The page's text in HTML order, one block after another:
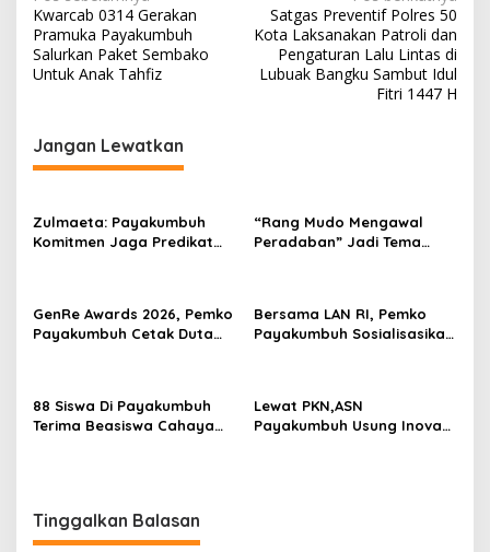
a
v
i
a
i
p
s
Kwarcab 0314 Gerakan
Pramuka Payakumbuh
Salurkan Paket Sembako
Untuk Anak Tahfiz
Satgas Preventif Polres 50
Kota Laksanakan Patroli dan
Pengaturan Lalu Lintas di
Lubuak Bangku Sambut Idul
Fitri 1447 H
Jangan Lewatkan
Zulmaeta: Payakumbuh
Komitmen Jaga Predikat
“Rang Mudo Mengawal
Peradaban” Jadi Tema
GenRe Awards 2026, Pemko
Payakumbuh Cetak Duta
Bersama LAN RI, Pemko
Payakumbuh Sosialisasikan
88 Siswa Di Payakumbuh
Terima Beasiswa Cahaya
Lewat PKN,ASN
Payakumbuh Usung Inovasi
Tinggalkan Balasan